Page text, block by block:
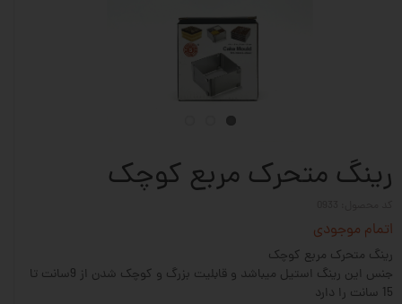
حساب
کاربری
رینگ متحرک مربع کوچک
اتمام موجودی
رینگ متحرک مربع کوچک
جنس این رینگ استیل میباشد و قابلیت بزرگ و کوچک شدن از 9سانت تا
15 سانت را دارد